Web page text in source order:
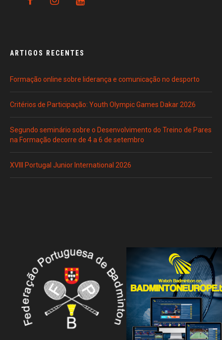
ARTIGOS RECENTES
Formação online sobre liderança e comunicação no desporto
Critérios de Participação: Youth Olympic Games Dakar 2026
Segundo seminário sobre o Desenvolvimento do Treino de Pares
na Formação decorre de 4 a 6 de setembro
XVIII Portugal Junior International 2026